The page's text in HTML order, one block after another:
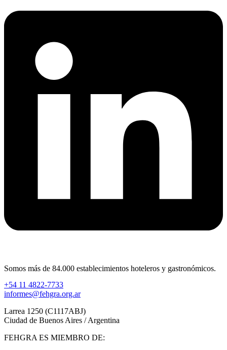
Somos más de 84.000 establecimientos hoteleros y gastronómicos.
+54 11 4822-7733
informes@fehgra.org.ar
Larrea 1250 (C1117ABJ)
Ciudad de Buenos Aires / Argentina
FEHGRA ES MIEMBRO DE: